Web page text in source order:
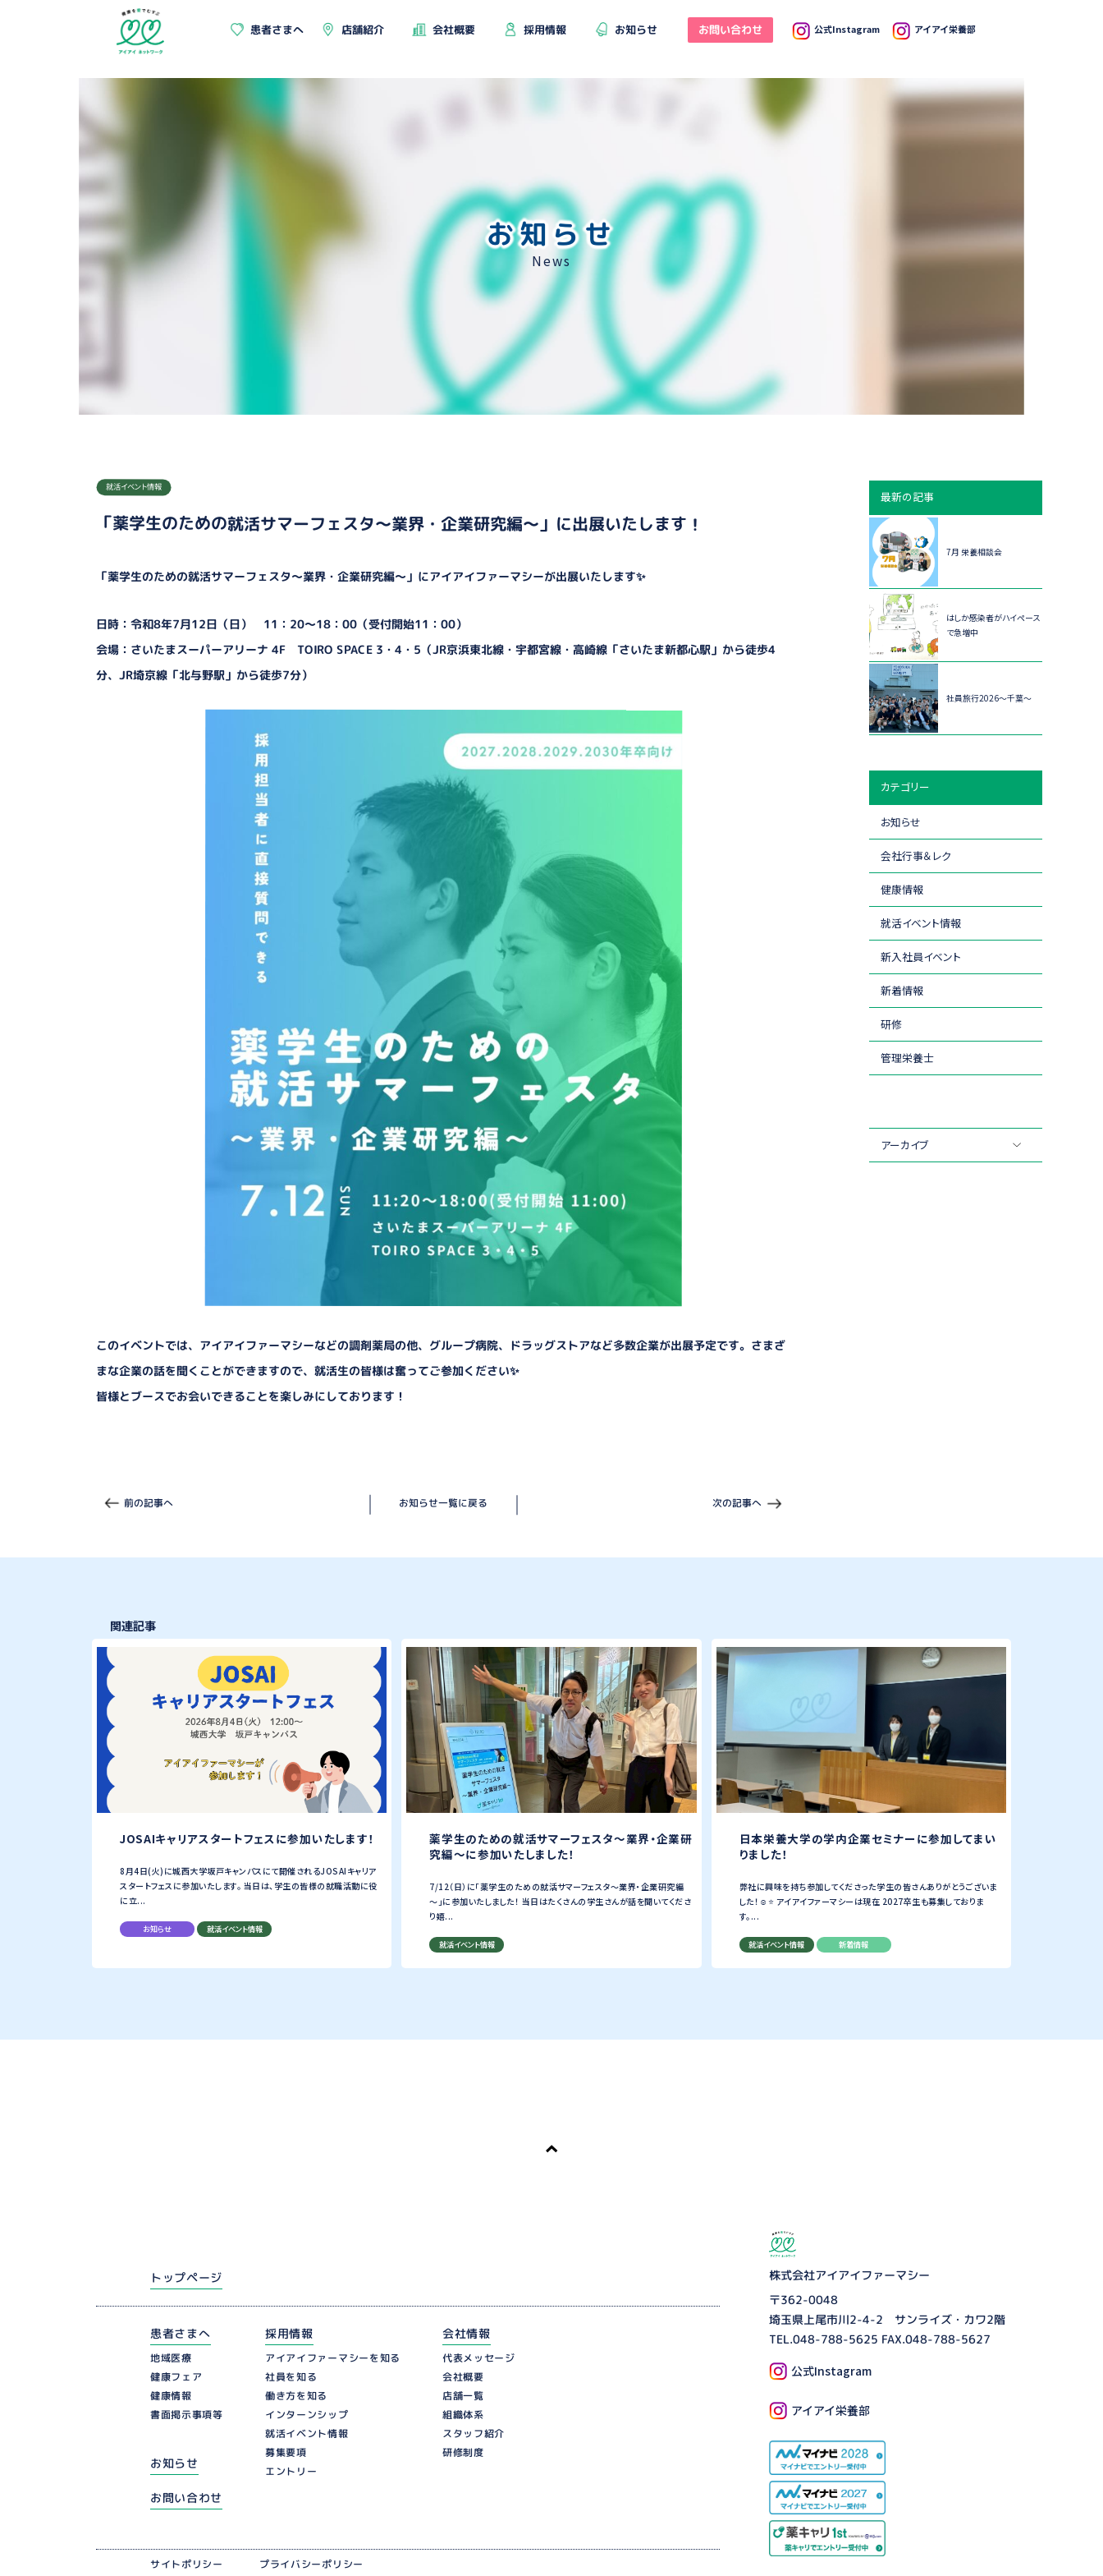
患者さまへ 店舗紹介 会社概要 採用情報 お知らせ お問い合わせ 公式Instagram アイアイ栄養部
お知らせ
News
就活イベント情報
「薬学生のための就活サマーフェスタ～業界・企業研究編～」に出展いたします！
「薬学生のための就活サマーフェスタ～業界・企業研究編～」にアイアイファーマシーが出展いたします✨
日時：令和8年7月12日（日） 11：20～18：00（受付開始11：00）
会場：さいたまスーパーアリーナ 4F TOIRO SPACE 3・4・5（JR京浜東北線・宇都宮線・高崎線「さいたま新都心駅」から徒歩4
分、JR埼京線「北与野駅」から徒歩7分）
このイベントでは、アイアイファーマシーなどの調剤薬局の他、グループ病院、ドラッグストアなど多数企業が出展予定です。さまざ
まな企業の話を聞くことができますので、就活生の皆様は奮ってご参加ください✨
皆様とブースでお会いできることを楽しみにしております！
前の記事へ お知らせ一覧に戻る 次の記事へ
最新の記事
7月 栄養相談会
はしか感染者がハイペース
で急増中
社員旅行2026～千葉～
カテゴリー
お知らせ
会社行事＆レク
健康情報
就活イベント情報
新入社員イベント
新着情報
研修
管理栄養士
アーカイブ
関連記事
JOSAIキャリアスタートフェスに参加いたします！
8月4日(火)に城西大学坂戸キャンパスにて開催されるJOSAIキャリア
スタートフェスに参加いたします。 当日は、学生の皆様の就職活動に役
に立...
お知らせ 就活イベント情報
薬学生のための就活サマーフェスタ〜業界・企業研
究編～に参加いたしました！
7/12（日）に「薬学生のための就活サマーフェスタ〜業界・企業研究編
～」に参加いたしました！ 当日はたくさんの学生さんが話を聞いてくださ
り嬉...
就活イベント情報
日本栄養大学の学内企業セミナーに参加してまい
りました！
弊社に興味を持ち参加してくださった学生の皆さんありがとうございま
した！☺️⭐️ アイアイファーマシーは現在 2027卒生も募集しておりま
す。...
就活イベント情報 新着情報
トップページ
患者さまへ
地域医療
健康フェア
健康情報
書面掲示事項等
お知らせ
お問い合わせ
採用情報
アイアイファーマシーを知る
社員を知る
働き方を知る
インターンシップ
就活イベント情報
募集要項
エントリー
会社情報
代表メッセージ
会社概要
店舗一覧
組織体系
スタッフ紹介
研修制度
サイトポリシー プライバシーポリシー
株式会社アイアイファーマシー
〒362-0048
埼玉県上尾市川2-4-2 サンライズ・カワ2階
TEL.048-788-5625 FAX.048-788-5627
公式Instagram
アイアイ栄養部